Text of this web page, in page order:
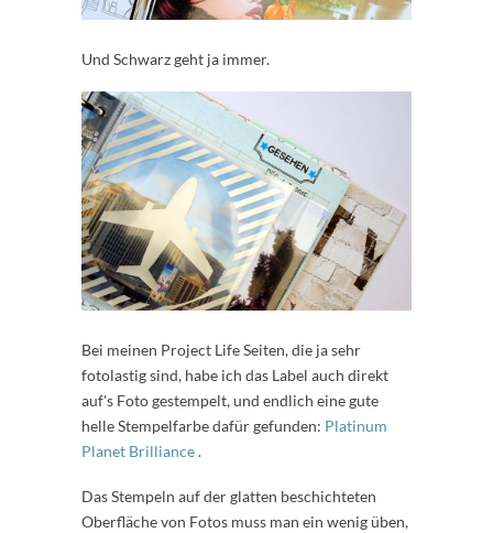
Und Schwarz geht ja immer.
Bei meinen Project Life Seiten, die ja sehr
fotolastig sind, habe ich das Label auch direkt
auf's Foto gestempelt, und endlich eine gute
helle Stempelfarbe dafür gefunden: Platinum
Planet Brilliance.
Das Stempeln auf der glatten beschichteten
Oberfläche von Fotos muss man ein wenig üben,